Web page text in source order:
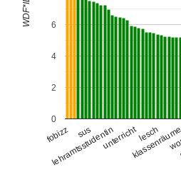
fobizz sus
lehramtsstudentinunterrichtlesch
0
2
4
6
WDF*IDF